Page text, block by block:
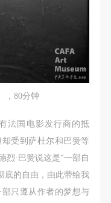
，80分钟
法国电影发行商的抵
受到萨杜尔和巴赞等
烈·巴赞说这是“一部自
底的自由，由此带给我
只遵从作者的梦想与
研究为基础，积
展览、论坛及公
家以及社会公众
作为一家公益性
术性和公益性为
域范围
甲方肖像的作品内
中央美术学院校园
划或执行的一切活
研究为基础，积
展览、论坛及公
家以及社会公众
作为一家公益性
术性和公益性为
域范围
甲方肖像的作品内
中央美术学院校园
划或执行的一切活
研究为基础，积
展览、论坛及公
家以及社会公众
作为一家公益性
术性和公益性为
域范围
甲方肖像的作品内
中央美术学院校园
划或执行的一切活